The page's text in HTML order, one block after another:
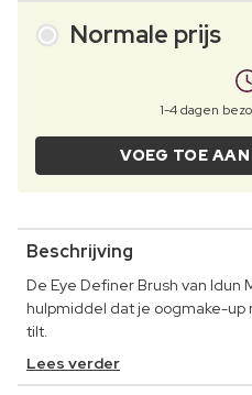
Normale prijs
1-4 dagen
VOEG TOE
Beschrijving
De Eye Definer Brush van Idun
hulpmiddel dat je oogmake-up
tilt.
Lees verder